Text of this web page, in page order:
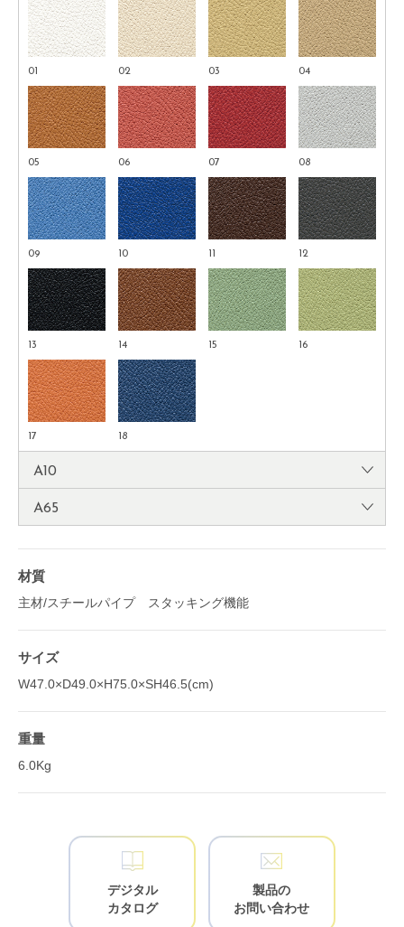
01 02 03 04
05 06 07 08
09 10 11 12
13 14 15 16
17 18
A10
A65
材質
主材/スチールパイプ スタッキング機能
サイズ
W47.0×D49.0×H75.0×SH46.5(cm)
重量
6.0Kg
デジタル
カタログ
製品の
お問い合わせ